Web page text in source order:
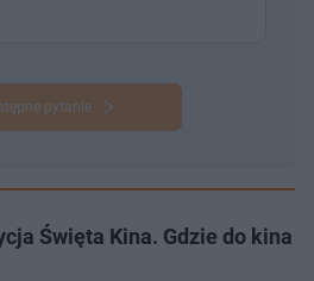
pytanie
Święta Kina. Gdzie do kina